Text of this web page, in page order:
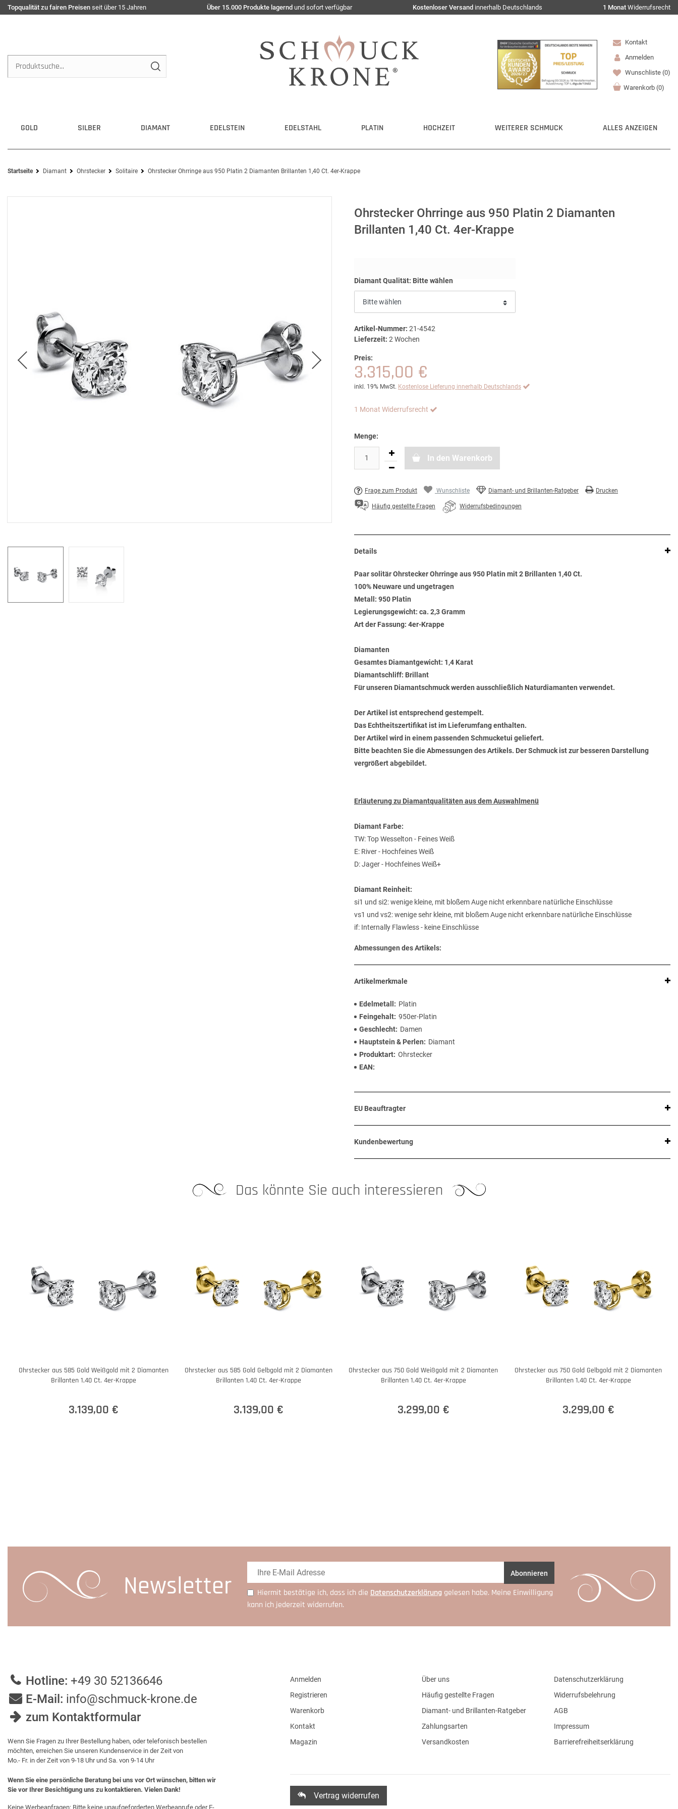
Topqualität zu fairen Preisen seit über 15 Jahren Über 15.000 Produkte lagernd und sofort verfügbar Kostenloser Versand innerhalb Deutschlands 1 Monat Widerrufsrecht
Kontakt
Anmelden
Wunschliste (0)
Warenkorb (0)
GOLD SILBER DIAMANT EDELSTEIN EDELSTAHL PLATIN HOCHZEIT WEITERER SCHMUCK ALLES ANZEIGEN
Startseite Diamant Ohrstecker Solitaire Ohrstecker Ohrringe aus 950 Platin 2 Diamanten Brillanten 1,40 Ct. 4er-Krappe
Ohrstecker Ohrringe aus 950 Platin 2 Diamanten
Brillanten 1,40 Ct. 4er-Krappe
Diamant Qualität: Bitte wählen
Artikel-Nummer: 21-4542
Lieferzeit: 2 Wochen
Preis:
3.315,00 €
inkl. 19% MwSt. Kostenlose Lieferung innerhalb Deutschlands
1 Monat Widerrufsrecht
Menge:
In den Warenkorb
Frage zum Produkt Wunschliste Diamant- und Brillanten-Ratgeber Drucken
Häufig gestellte Fragen Widerrufsbedingungen
Details
Paar solitär Ohrstecker Ohrringe aus 950 Platin mit 2 Brillanten 1,40 Ct.
100% Neuware und ungetragen
Metall: 950 Platin
Legierungsgewicht: ca. 2,3 Gramm
Art der Fassung: 4er-Krappe
Diamanten
Gesamtes Diamantgewicht: 1,4 Karat
Diamantschliff: Brillant
Für unseren Diamantschmuck werden ausschließlich Naturdiamanten verwendet.
Der Artikel ist entsprechend gestempelt.
Das Echtheitszertifikat ist im Lieferumfang enthalten.
Der Artikel wird in einem passenden Schmucketui geliefert.
Bitte beachten Sie die Abmessungen des Artikels. Der Schmuck ist zur besseren Darstellung
vergrößert abgebildet.
Erläuterung zu Diamantqualitäten aus dem Auswahlmenü
Diamant Farbe:
TW: Top Wesselton - Feines Weiß
E: River - Hochfeines Weiß
D: Jager - Hochfeines Weiß+
Diamant Reinheit:
si1 und si2: wenige kleine, mit bloßem Auge nicht erkennbare natürliche Einschlüsse
vs1 und vs2: wenige sehr kleine, mit bloßem Auge nicht erkennbare natürliche Einschlüsse
if: Internally Flawless - keine Einschlüsse
Abmessungen des Artikels:
Artikelmerkmale
Edelmetall
Platin
Feingehalt 950er-Platin
Geschlecht
Damen
Hauptstein & Perlen
Diamant
Produktart Ohrstecker
EAN
EU Beauftragter
Kundenbewertung
Das könnte Sie auch interessieren
Ohrstecker aus 585 Gold Weißgold mit 2 Diamanten
Brillanten 1,40 Ct. 4er-Krappe
3.139,00 €
Ohrstecker aus 585 Gold Gelbgold mit 2 Diamanten
Brillanten 1,40 Ct. 4er-Krappe
3.139,00 €
Ohrstecker aus 750 Gold Weißgold mit 2 Diamanten
Brillanten 1,40 Ct. 4er-Krappe
3.299,00 €
Ohrstecker aus 750 Gold Gelbgold mit 2 Diamanten
Brillanten 1,40 Ct. 4er-Krappe
3.299,00 €
Newsletter Abonnieren
Hiermit bestätige ich, dass ich die Daten­schutz­erklärung gelesen habe. Meine Einwilligung
kann ich jederzeit widerrufen.
Hotline: +49 30 52136646
E-Mail: info@schmuck-krone.de
zum Kontaktformular
Wenn Sie Fragen zu Ihrer Bestellung haben, oder telefonisch bestellen
möchten, erreichen Sie unseren Kundenservice in der Zeit von
Mo.- Fr. in der Zeit von 9-18 Uhr und Sa. von 9-14 Uhr
Wenn Sie eine persönliche Beratung bei uns vor Ort wünschen, bitten wir
Sie vor Ihrer Besichtigung uns zu kontaktieren. Vielen Dank!
Keine Werbeanfragen: Bitte keine unaufgeforderten Werbeanrufe oder E-
Anmelden
Registrieren
Warenkorb
Kontakt
Magazin
Über uns
Häufig gestellte Fragen
Diamant- und Brillanten-Ratgeber
Zahlungsarten
Versandkosten
Datenschutzerklärung
Widerrufsbelehrung
AGB
Impressum
Barrierefreiheitserklärung
Vertrag widerrufen